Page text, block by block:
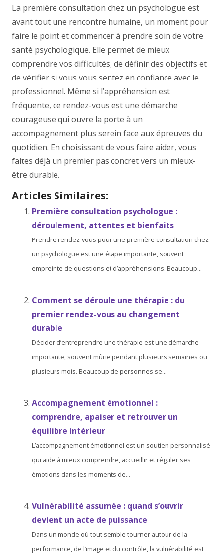
La première consultation chez un psychologue est
avant tout une rencontre humaine, un moment pour
faire le point et commencer à prendre soin de votre
santé psychologique. Elle permet de mieux
comprendre vos difficultés, de définir des objectifs et
de vérifier si vous vous sentez en confiance avec le
professionnel. Même si l’appréhension est
fréquente, ce rendez-vous est une démarche
courageuse qui ouvre la porte à un
accompagnement plus serein face aux épreuves du
quotidien. En choisissant de vous faire aider, vous
faites déjà un premier pas concret vers un mieux-
être durable.
Articles Similaires:
Première consultation psychologue :
déroulement, attentes et bienfaits
Prendre rendez-vous pour une première consultation chez
un psychologue est une étape importante, souvent
empreinte de questions et d’appréhensions. Beaucoup...
Comment se déroule une thérapie : du
premier rendez-vous au changement
durable
Décider d’entreprendre une thérapie est une démarche
importante, souvent mûrie pendant plusieurs semaines ou
plusieurs mois. Beaucoup de personnes se...
Accompagnement émotionnel :
comprendre, apaiser et retrouver un
équilibre intérieur
L’accompagnement émotionnel est un soutien personnalisé
qui aide à mieux comprendre, accueillir et réguler ses
émotions dans les moments de...
Vulnérabilité assumée : quand s’ouvrir
devient un acte de puissance
Dans un monde où tout semble tourner autour de la
performance, de l’image et du contrôle, la vulnérabilité est